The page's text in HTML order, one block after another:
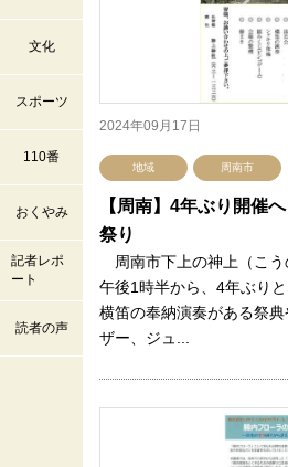
文化
スポーツ
110番
おくやみ
記者レポ
ート
読者の声
2024年09月17日
地域 周南市
【周南】4年ぶり開催
祭り
周南市下上の神上（こう
午後1時半から、4年ぶり
横笛の奉納演奏がある祭
ザー、ジュ...